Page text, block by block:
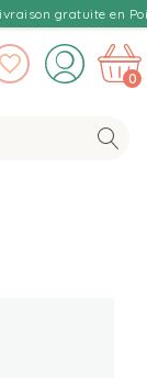
gratuite en
0